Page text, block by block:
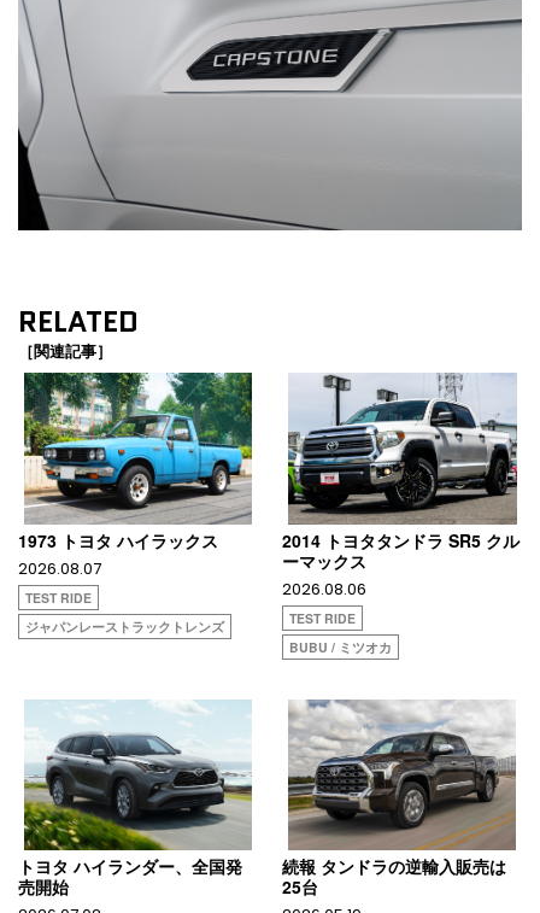
RELATED
［関連記事］
1973 トヨタ ハイラックス
2026.08.07
TEST RIDE
ジャパンレーストラックトレンズ
2014 トヨタタンドラ SR5 クル
ーマックス
2026.08.06
TEST RIDE
BUBU / ミツオカ
トヨタ ハイランダー、全国発
売開始
続報 タンドラの逆輸入販売は
25台